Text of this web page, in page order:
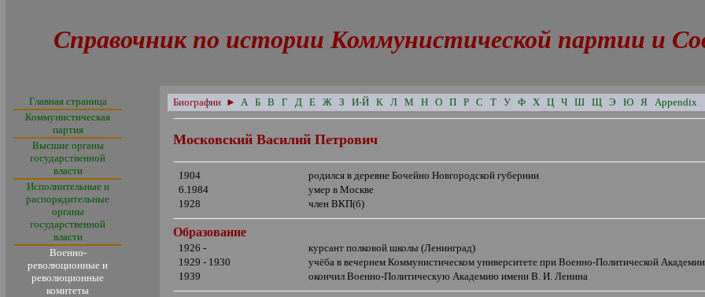
Справочник по истории Коммунистической партии и
Главная страница
Коммунистическая
партия
Высшие органы
государственной
власти
Исполнительные и
распорядительные
органы
государственной
власти
Военно-
революционные и
революционные
комитеты
Биографии ► А Б В Г Д Е Ж З И-Й К Л М Н О П Р С Т У Ф Х Ц Ч Ш Щ Э Ю Я Appendix
Московский Василий Петрович
1904
родился в деревне Бочейно Новгородской губернии
6.1984
умер в Москве
1928
член ВКП(б)
Образование
1926 -
курсант полковой школы (Ленинград)
1929 - 1930
учёба в вечернем Коммунистическом университете при Военно-Политической
1939
окончил Военно-Политическую Академию имени В. И. Ленина